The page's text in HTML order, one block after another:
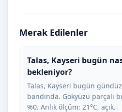
Merak Edilenler
Talas, Kayseri bugün
bekleniyor?
Talas, Kayseri bugün gündüz
bandında. Gökyüzü parçalı
%0. Anlık ölçüm: 21°C, açık.